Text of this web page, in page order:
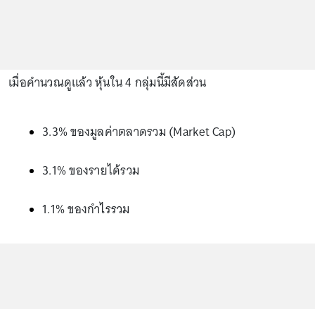
เมื่อคำนวณดูแล้ว หุ้นใน 4 กลุ่มนี้มีสัดส่วน
3.3% ของมูลค่าตลาดรวม (Market Cap)
3.1% ของรายได้รวม
1.1% ของกำไรรวม